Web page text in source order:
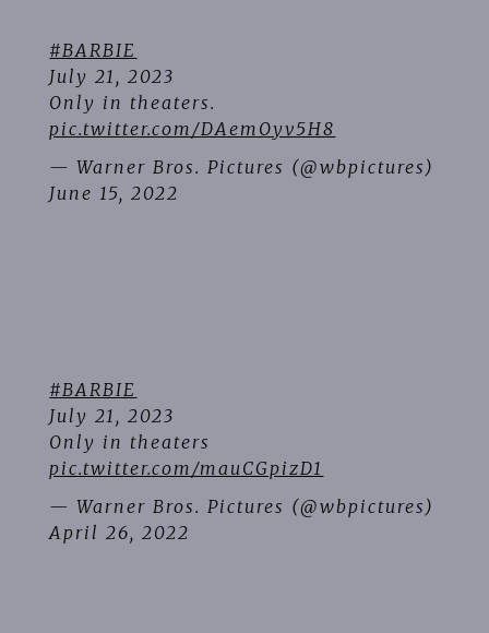
#BARBIE
July 21, 2023
Only in theaters.
pic.twitter.com/DAemOyv5H8
— Warner Bros. Pictures (@wbpictures)
June 15, 2022
#BARBIE
July 21, 2023
Only in theaters
pic.twitter.com/mauCGpizD1
— Warner Bros. Pictures (@wbpictures)
April 26, 2022